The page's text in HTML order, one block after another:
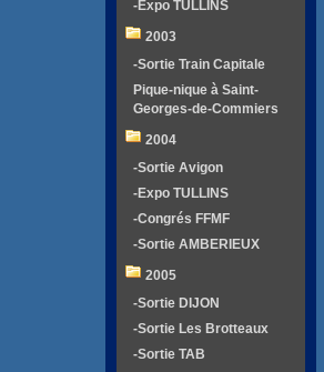
-Expo TULLINS
2003
-Sortie Train Capitale
Pique-nique à Saint-
Georges-de-Commiers
2004
-Sortie Avigon
-Expo TULLINS
-Congrés FFMF
-Sortie AMBERIEUX
2005
-Sortie DIJON
-Sortie Les Brotteaux
-Sortie TAB